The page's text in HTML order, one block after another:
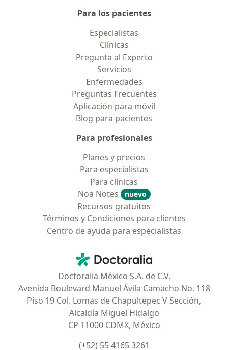
Para los pacientes
Especialistas
Clínicas
Pregunta al Experto
Servicios
Enfermedades
Preguntas Frecuentes
Aplicación para móvil
Blog para pacientes
Para profesionales
Planes y precios
Para especialistas
Para clínicas
Noa Notes
nuevo
Recursos gratuitos
Términos y Condiciones para clientes
Centro de ayuda para especialistas
Doctoralia - Página de inicio
Doctoralia México S.A. de C.V.
Avenida Boulevard Manuel Ávila Camacho No. 118
Piso 19 Col. Lomas de Chapultepec V Sección,
Alcaldía Miguel Hidalgo
CP 11000 CDMX, México
(+52) 55 4165 3261